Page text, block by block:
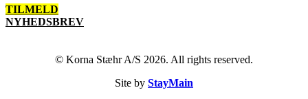
TILMELD
NYHEDSBREV
© Korna Stæhr A/S 2026. All rights reserved.
Site by StayMain